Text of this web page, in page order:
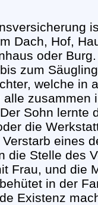
Dach, Hof,
oder
zum
welche in
Sohn lernte
die
eines
die Stelle des
Frau, und die
in der
Existenz